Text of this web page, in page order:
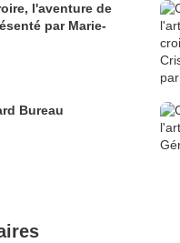
l'aventure de
Bureau